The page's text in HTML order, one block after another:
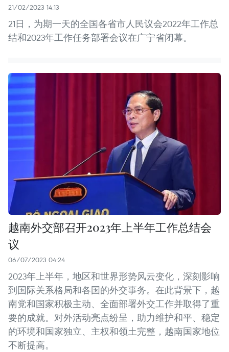
21/02/2023 14:13
21日，为期一天的全国各省市人民议会2022年工作总
结和2023年工作任务部署会议在广宁省闭幕。
越南外交部召开2023年上半年工作总结会
议
06/07/2023 04:24
2023年上半年，地区和世界形势风云变化，深刻影响
到国际关系格局和各国的外交事务。在此背景下，越
南党和国家积极主动、全面部署外交工作并取得了重
要的成就。对外活动亮点纷呈，助力维护和平、稳定
的环境和国家独立、主权和领土完整，越南国家地位
不断提高。